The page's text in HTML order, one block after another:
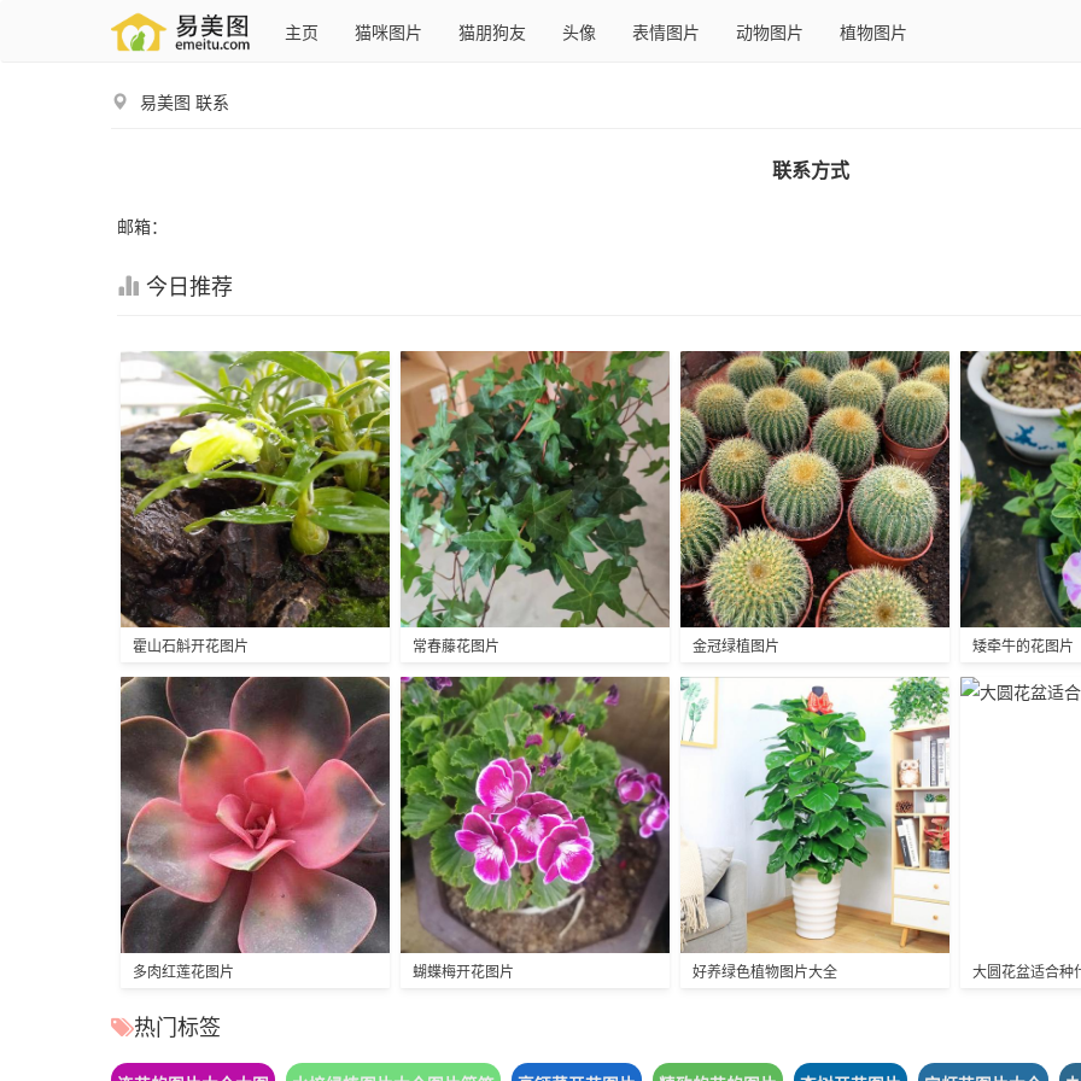
主页 猫咪图片 猫朋狗友 头像 表情图片 动物图片 植物图片
易美图 联系
联系方式
邮箱：
今日推荐
霍山石斛开花图片 常春藤花图片 金冠绿植图片 矮牵牛的花图片
多肉红莲花图片 蝴蝶梅开花图片 好养绿色植物图片大全 大圆花盆适合种
热门标签